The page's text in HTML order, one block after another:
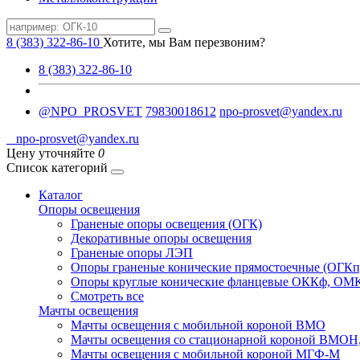
8 (383) 322-86-10 Хотите, мы Вам перезвоним?
8 (383) 322-86-10
@NPO_PROSVET 79830018612 npo-prosvet@yandex.ru
npo-prosvet@yandex.ru
Цену уточняйте 0
Список категорий
Каталог
Опоры освещения
Граненые опоры освещения (ОГК)
Декоративные опоры освещения
Граненые опоры ЛЭП
Опоры граненые конические прямостоечные
Опоры круглые конические фланцевые ОККф,
Смотреть все
Мачты освещения
Мачты освещения с мобильной короной ВМО
Мачты освещения со стационарной короной
Мачты освещения с мобильной короной МГФ-М